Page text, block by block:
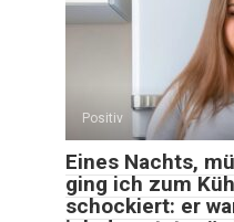
Positiv
Eines Nachts,
ging ich zum
schockiert: er